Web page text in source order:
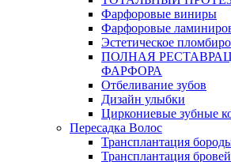
Фарфоровые виниры
Фарфоровые
Эстетическое
ПОЛНАЯ
ФАРФОРА
Отбеливание зубов
Дизайн улыбки
Циркониевые зубные
Пересадка Волос
Трансплантация
Трансплантация бровей